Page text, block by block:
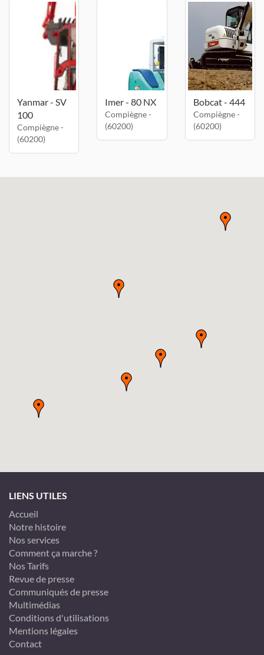
Yanmar - SV
100
Compiègne -
(60200)
Imer - 80 NX
Compiègne -
(60200)
Bobcat - 444
Compiègne -
(60200)
LIENS UTILES
Accueil
Notre histoire
Nos services
Comment ça marche ?
Nos Tarifs
Revue de presse
Communiqués de presse
Multimédias
Conditions d'utilisations
Mentions légales
Contact